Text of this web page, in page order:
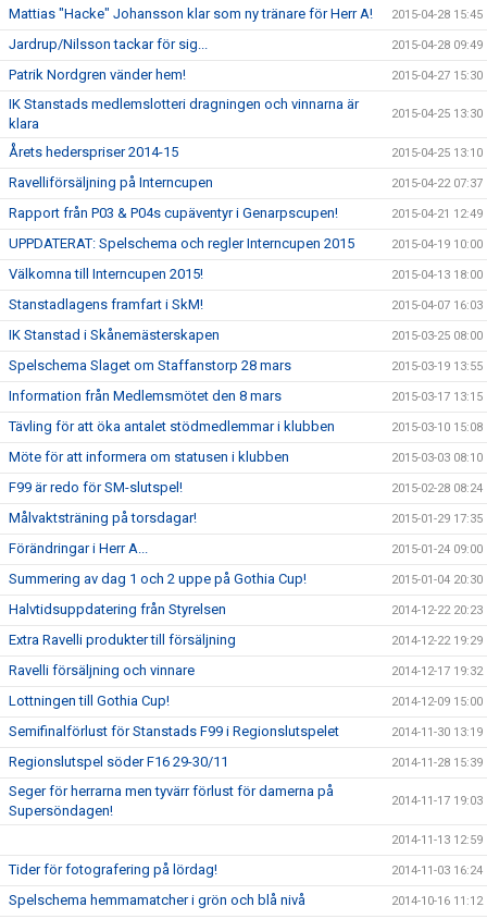
Mattias "Hacke" Johansson klar som ny tränare för Herr A! 2015-04-28 15:45
Jardrup/Nilsson tackar för sig... 2015-04-28 09:49
Patrik Nordgren vänder hem! 2015-04-27 15:30
IK Stanstads medlemslotteri dragningen och vinnarna är
klara
2015-04-25 13:30
Årets hederspriser 2014-15 2015-04-25 13:10
Ravelliförsäljning på Interncupen 2015-04-22 07:37
Rapport från P03 & P04s cupäventyr i Genarpscupen! 2015-04-21 12:49
UPPDATERAT: Spelschema och regler Interncupen 2015 2015-04-19 10:00
Välkomna till Interncupen 2015! 2015-04-13 18:00
Stanstadlagens framfart i SkM! 2015-04-07 16:03
IK Stanstad i Skånemästerskapen 2015-03-25 08:00
Spelschema Slaget om Staffanstorp 28 mars 2015-03-19 13:55
Information från Medlemsmötet den 8 mars 2015-03-17 13:15
Tävling för att öka antalet stödmedlemmar i klubben 2015-03-10 15:08
Möte för att informera om statusen i klubben 2015-03-03 08:10
F99 är redo för SM-slutspel! 2015-02-28 08:24
Målvaktsträning på torsdagar! 2015-01-29 17:35
Förändringar i Herr A... 2015-01-24 09:00
Summering av dag 1 och 2 uppe på Gothia Cup! 2015-01-04 20:30
Halvtidsuppdatering från Styrelsen 2014-12-22 20:23
Extra Ravelli produkter till försäljning 2014-12-22 19:29
Ravelli försäljning och vinnare 2014-12-17 19:32
Lottningen till Gothia Cup! 2014-12-09 15:00
Semifinalförlust för Stanstads F99 i Regionslutspelet 2014-11-30 13:19
Regionslutspel söder F16 29-30/11 2014-11-28 15:39
Seger för herrarna men tyvärr förlust för damerna på
Supersöndagen!
2014-11-17 19:03
2014-11-13 12:59
Tider för fotografering på lördag! 2014-11-03 16:24
Spelschema hemmamatcher i grön och blå nivå 2014-10-16 11:12